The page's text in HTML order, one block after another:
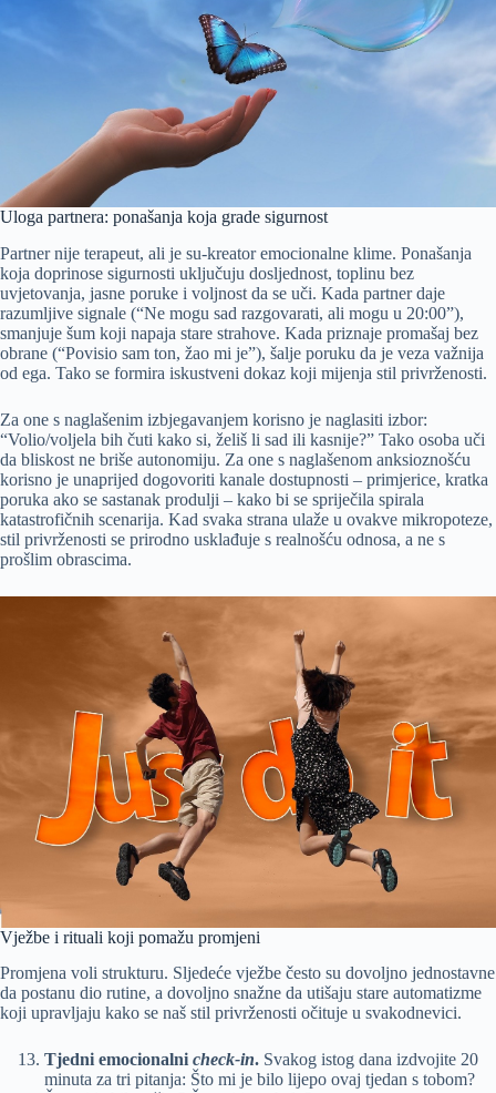
Uloga partnera: ponašanja koja grade sigurnost
Partner nije terapeut, ali je su-kreator emocionalne klime. Ponašanja
koja doprinose sigurnosti uključuju dosljednost, toplinu bez
uvjetovanja, jasne poruke i voljnost da se uči. Kada partner daje
razumljive signale (“Ne mogu sad razgovarati, ali mogu u 20:00”),
smanjuje šum koji napaja stare strahove. Kada priznaje promašaj bez
obrane (“Povisio sam ton, žao mi je”), šalje poruku da je veza važnija
od ega. Tako se formira iskustveni dokaz koji mijenja stil privrženosti.
Za one s naglašenim izbjegavanjem korisno je naglasiti izbor:
“Volio/voljela bih čuti kako si, želiš li sad ili kasnije?” Tako osoba uči
da bliskost ne briše autonomiju. Za one s naglašenom anksioznošću
korisno je unaprijed dogovoriti kanale dostupnosti – primjerice, kratka
poruka ako se sastanak produlji – kako bi se spriječila spirala
katastrofičnih scenarija. Kad svaka strana ulaže u ovakve mikropoteze,
stil privrženosti se prirodno usklađuje s realnošću odnosa, a ne s
prošlim obrascima.
Vježbe i rituali koji pomažu promjeni
Promjena voli strukturu. Sljedeće vježbe često su dovoljno jednostavne
da postanu dio rutine, a dovoljno snažne da utišaju stare automatizme
koji upravljaju kako se naš stil privrženosti očituje u svakodnevici.
Tjedni emocionalni check-in. Svakog istog dana izdvojite 20
minuta za tri pitanja: Što mi je bilo lijepo ovaj tjedan s tobom?